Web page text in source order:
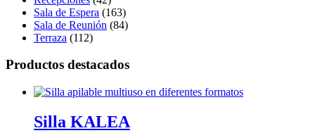
Sala de Espera (163)
Sala de Reunión (84)
Terraza (112)
Productos destacados
Silla KALEA